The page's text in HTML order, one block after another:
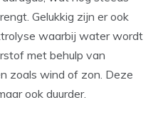
Gelukkig zijn er ook
waarbij water wordt
met behulp van
zoals wind of zon. Deze
ook duurder.